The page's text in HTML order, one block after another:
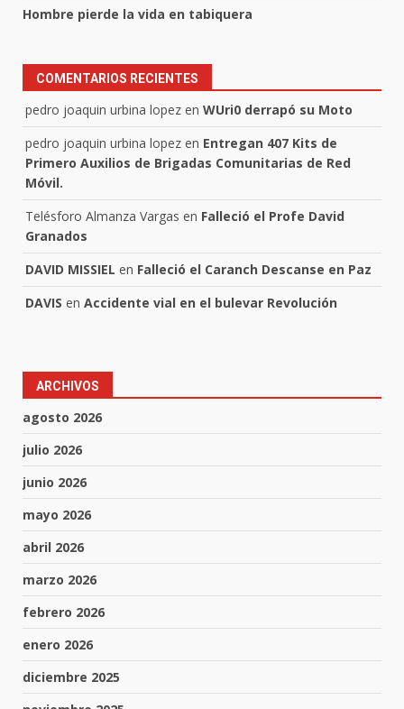
Hombre pierde la vida en tabiquera
COMENTARIOS RECIENTES
pedro joaquin urbina lopez en WUri0 derrapó su Moto
pedro joaquin urbina lopez en Entregan 407 Kits de
Primero Auxilios de Brigadas Comunitarias de Red
Móvil.
Telésforo Almanza Vargas en Falleció el Profe David
Granados
DAVID MISSIEL en Falleció el Caranch Descanse en Paz
DAVIS en Accidente vial en el bulevar Revolución
ARCHIVOS
agosto 2026
julio 2026
junio 2026
mayo 2026
abril 2026
marzo 2026
febrero 2026
enero 2026
diciembre 2025